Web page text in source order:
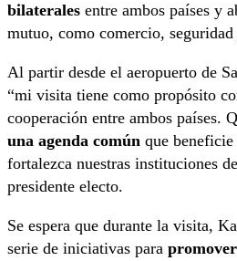
bilaterales entre ambos países y
mutuo, como comercio,
Al partir desde el aeropuerto de
“mi visita tiene como propósito
cooperación entre ambos países.
una agenda común que
fortalezca nuestras instituciones
presidente electo.
Se espera que durante la visita,
serie de iniciativas para